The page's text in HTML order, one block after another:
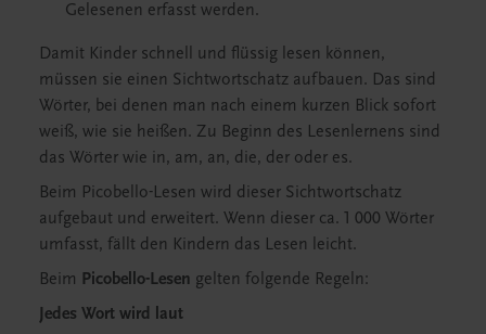
Gelesenen erfasst werden.
Damit Kinder schnell und flüssig lesen können,
müssen sie einen Sichtwortschatz aufbauen. Das sind
Wörter, bei denen man nach einem kurzen Blick sofort
weiß, wie sie heißen. Zu Beginn des Lesenlernens sind
das Wörter wie in, am, an, die, der oder es.
Beim Picobello-Lesen wird dieser Sichtwortschatz
aufgebaut und erweitert. Wenn dieser ca. 1 000 Wörter
umfasst, fällt den Kindern das Lesen leicht.
Beim Picobello-Lesen gelten folgende Regeln:
Jedes Wort wird laut